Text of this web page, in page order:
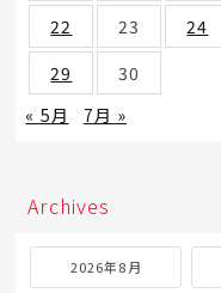
22
23 24
29
30
« 5月
7月 »
Archives
2026年8月